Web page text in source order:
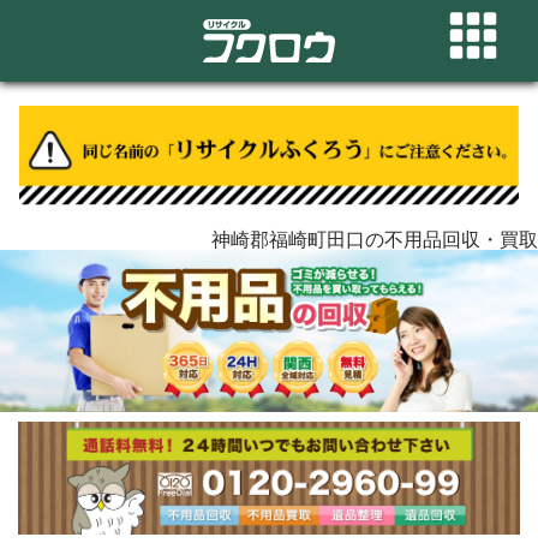
神崎郡福崎町田口の不用品回収・買取